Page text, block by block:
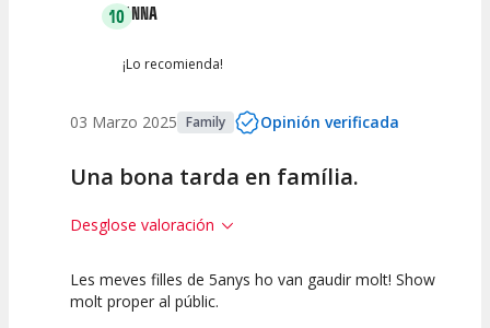
10ANNA
¡Lo recomienda!
03 Marzo 2025 Family Opinión verificada
Una bona tarda en família.
Desglose valoración
10 10 10
Les meves filles de 5anys ho van gaudir molt! Show
molt proper al públic.